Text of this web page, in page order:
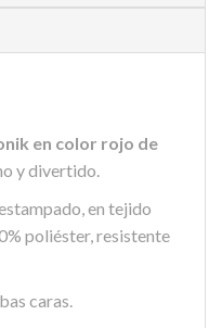
en color rojo de
y divertido.
en tejido
poliéster, resistente
caras.